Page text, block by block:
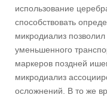
использование
способствовать
микродиализ
уменьшенного
маркеров поздней
микродиализ
осложнений. В то же